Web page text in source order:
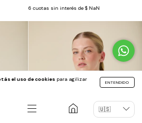
el uso de cookies para agilizar
ENTENDIDO
6 cuotas sin interés de $ NaN